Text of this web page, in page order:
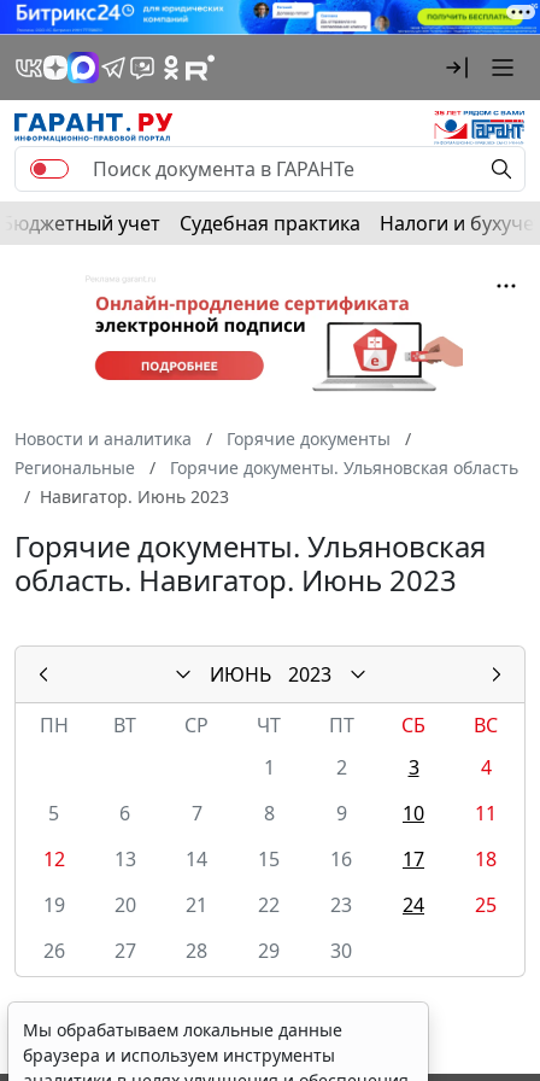
Бюджетный учет Судебная практика Налоги и
Новости и аналитика
Горячие документы
Региональные
Горячие документы. Ульяновская область
Навигатор. Июнь 2023
Горячие документы. Ульяновская
область. Навигатор. Июнь 2023
ИЮНЬ
2023
ПН
ВТ СР ЧТ ПТ СБ
ВС
1
2 3
4
5
6 7 8 9 10
11
12
13 14 15 16 17
18
19
20 21 22 23 24
25
26
27 28 29 30
Мы обрабатываем локальные данные
браузера и используем инструменты